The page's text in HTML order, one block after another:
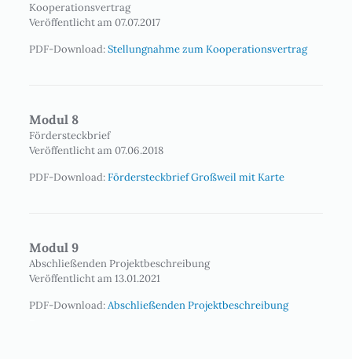
Kooperationsvertrag
Veröffentlicht am 07.07.2017
PDF-Download:Stellungnahme zum Kooperationsvertrag
Modul 8
Fördersteckbrief
Veröffentlicht am 07.06.2018
PDF-Download:Fördersteckbrief Großweil mit Karte
Modul 9
Abschließenden Projektbeschreibung
Veröffentlicht am 13.01.2021
PDF-Download:Abschließenden Projektbeschreibung